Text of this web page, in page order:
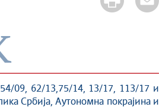
54/09, 62/13,75/14, 13/17, 113/17 и
Србија, Аутономна покрајина и